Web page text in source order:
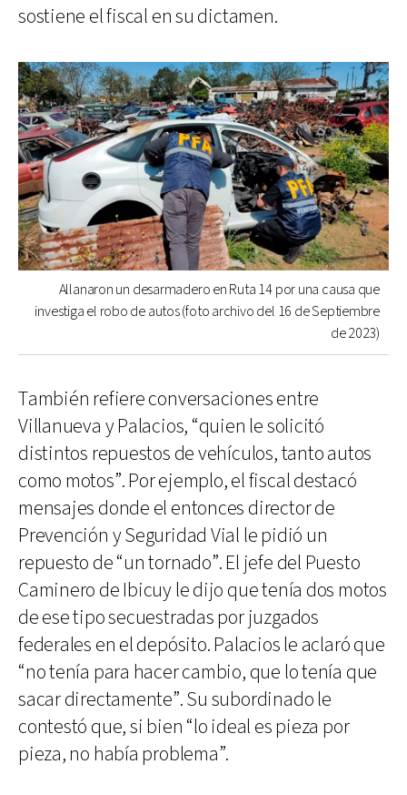
sostiene el fiscal en su dictamen.
Allanaron un desarmadero en Ruta 14 por una causa que
investiga el robo de autos (foto archivo del 16 de Septiembre
de 2023)
También refiere conversaciones entre
Villanueva y Palacios, “quien le solicitó
distintos repuestos de vehículos, tanto autos
como motos”. Por ejemplo, el fiscal destacó
mensajes donde el entonces director de
Prevención y Seguridad Vial le pidió un
repuesto de “un tornado”. El jefe del Puesto
Caminero de Ibicuy le dijo que tenía dos motos
de ese tipo secuestradas por juzgados
federales en el depósito. Palacios le aclaró que
“no tenía para hacer cambio, que lo tenía que
sacar directamente”. Su subordinado le
contestó que, si bien “lo ideal es pieza por
pieza, no había problema”.